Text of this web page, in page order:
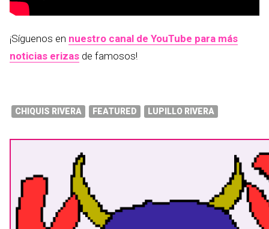
¡Síguenos en nuestro canal de YouTube para más
noticias erizas de famosos!
CHIQUIS RIVERA FEATURED LUPILLO RIVERA